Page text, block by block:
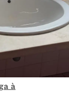
à